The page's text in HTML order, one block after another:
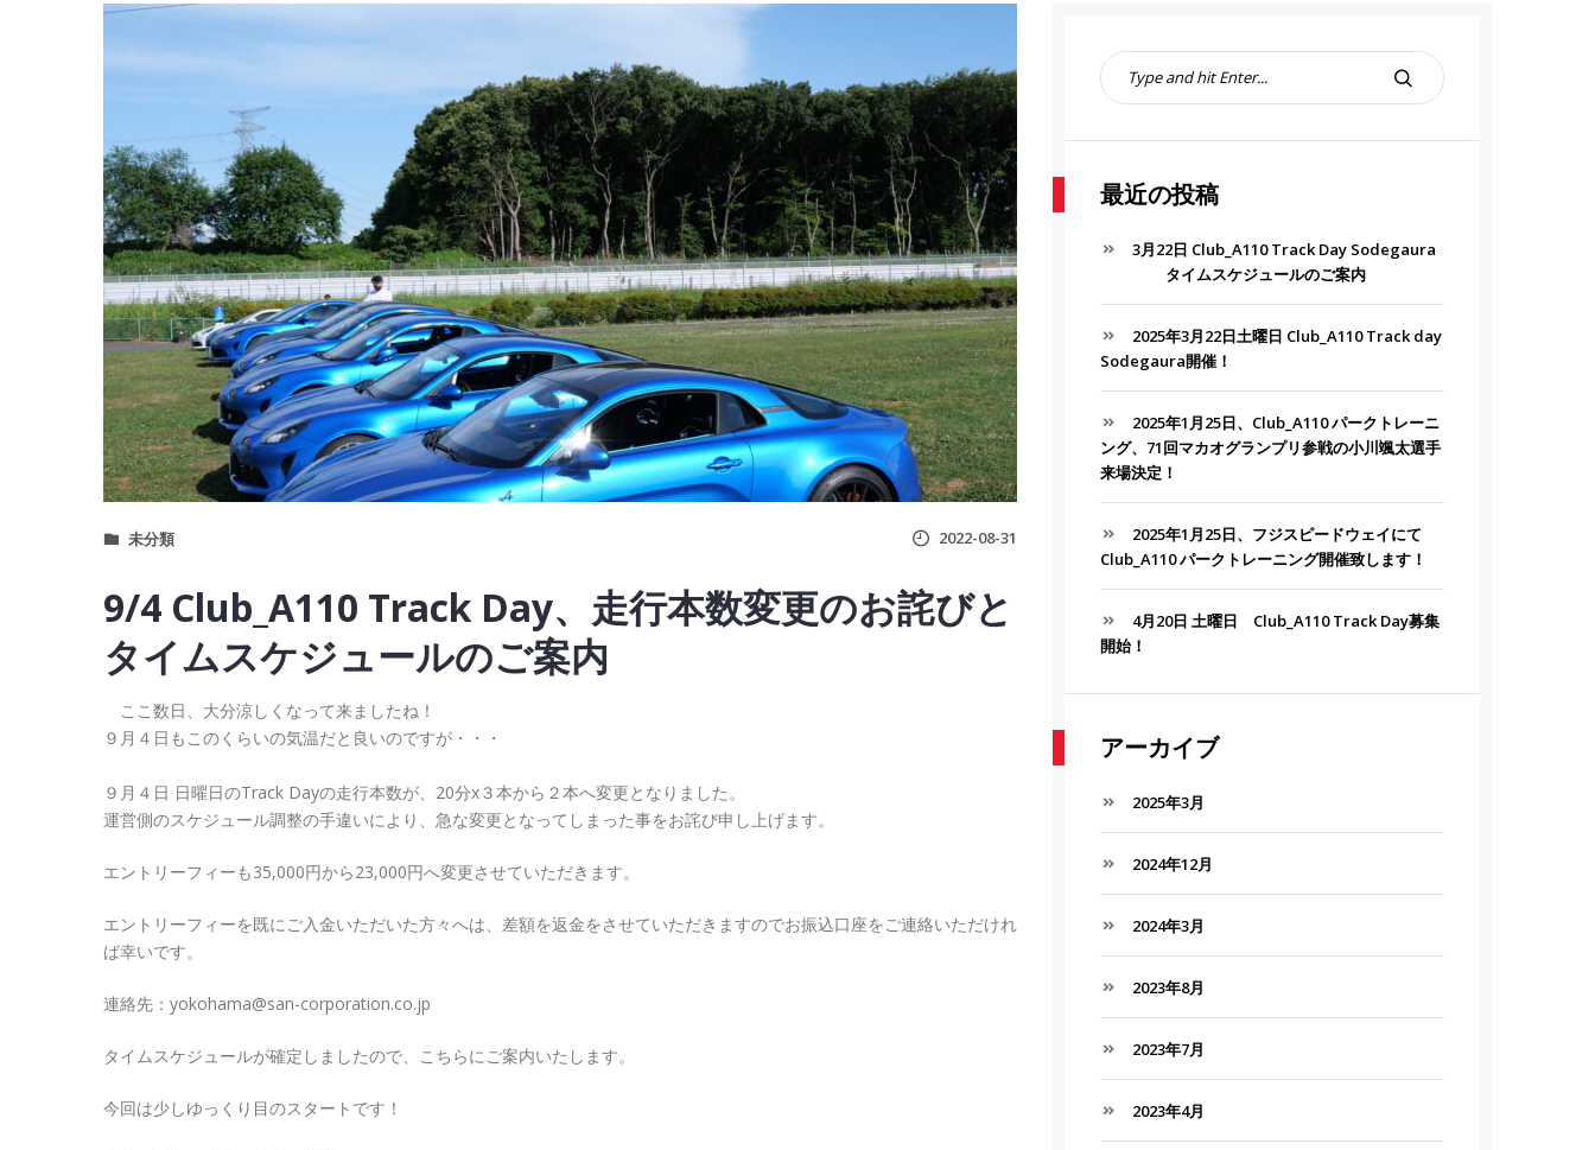
未分類 2022-08-31
9/4 Club_A110 Track Day、走行本数変更のお詫びと
タイムスケジュールのご案内
ここ数日、大分涼しくなって来ましたね！
９月４日もこのくらいの気温だと良いのですが・・・
９月４日 日曜日のTrack Dayの走行本数が、20分x３本から２本へ変更となりました。
運営側のスケジュール調整の手違いにより、急な変更となってしまった事をお詫び申し上げます。
エントリーフィーも35,000円から23,000円へ変更させていただきます。
エントリーフィーを既にご入金いただいた方々へは、差額を返金をさせていただきますのでお振込口座をご連絡いただけれ
ば幸いです。
連絡先：yokohama@san-corporation.co.jp
タイムスケジュールが確定しましたので、こちらにご案内いたします。
今回は少しゆっくり目のスタートです！
S
e
r
h
f
S
最近の投稿
3月22日 Club_A110 Track Day Sodegaura
タイムスケジュールのご案内
2025年3月22日土曜日 Club_A110 Track day
Sodegaura開催！
2025年1月25日、Club_A110 パークトレーニ
ング、71回マカオグランプリ参戦の小川颯太選手
来場決定！
2025年1月25日、フジスピードウェイにて
Club_A110 パークトレーニング開催致します！
4月20日 土曜日 Club_A110 Track Day募集
開始！
アーカイブ
2025年3月
2024年12月
2024年3月
2023年8月
2023年7月
2023年4月